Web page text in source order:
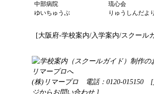
中部病院
ゆいちゅうぶ
琉心会
りゅうしんだより
[大阪府-学校案内/入学案内/スクール
(株)リマープロ 電話：0120-015150
ジからお問い合わせ ]